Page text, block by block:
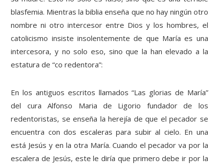
blasfemia. Mientras la biblia enseña que no hay ningún otro
nombre ni otro intercesor entre Dios y los hombres, el
catolicismo insiste insolentemente de que María es una
intercesora, y no solo eso, sino que la han elevado a la
estatura de “co redentora”:
En los antiguos escritos llamados “Las glorias de María”
del cura Alfonso Maria de Ligorio fundador de los
redentoristas, se enseña la herejía de que el pecador se
encuentra con dos escaleras para subir al cielo. En una
está Jesús y en la otra María. Cuando el pecador va por la
escalera de Jesús, este le diría que primero debe ir por la